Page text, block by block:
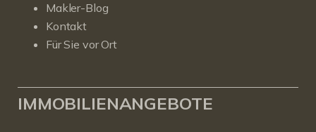
Makler-Blog
Kontakt
Für Sie vor Ort
IMMOBILIENANGEBOTE